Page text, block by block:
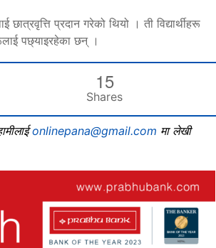
प्रदान गरेको थियो । ती विद्यार्थीहरू
पछ्याइरहेका छन् ।
15
Shares
onlinepana@gmail.com मा लेखी